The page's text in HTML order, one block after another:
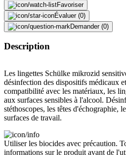
Favoriser
Évaluer (0)
Demander (0)
Description
Les lingettes Schülke mikrozid
désinfection des dispositifs médicaux
compatibilité avec les matériaux, les
aux surfaces sensibles à l'alcool.
stéthoscopes, les têtes d'échographie,
surfaces de travail.
Utiliser les biocides avec précaution.
informations sur le produit avant de